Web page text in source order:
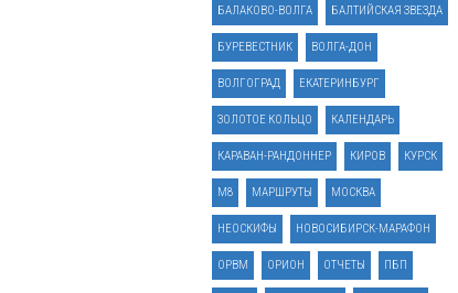
БАЛАКОВО-ВОЛГА БАЛТИЙСКАЯ ЗВЕЗДА
БУРЕВЕСТНИК ВОЛГА-ДОН
ВОЛГОГРАД ЕКАТЕРИНБУРГ
ЗОЛОТОЕ КОЛЬЦО КАЛЕНДАРЬ
КАРАВАН-РАНДОННЕР КИРОВ КУРСК
М8 МАРШРУТЫ МОСКВА
НЕОСКИФЫ НОВОСИБИРСК-МАРАФОН
ОРВМ ОРИОН ОТЧЕТЫ ПБП